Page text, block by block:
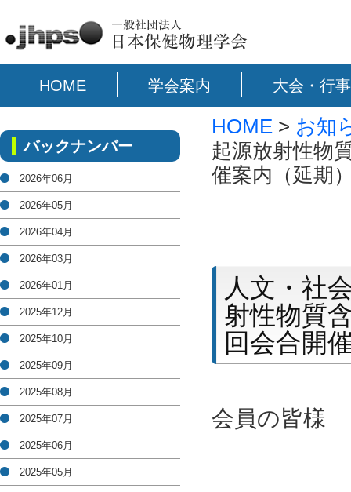
HOME 学会案内 大会・行事
HOME > お知
起源放射性物
催案内（延期
人文・社
射性物質
回会合開
会員の皆様
バックナンバー
2026年06月
2026年05月
2026年04月
2026年03月
2026年01月
2025年12月
2025年10月
2025年09月
2025年08月
2025年07月
2025年06月
2025年05月